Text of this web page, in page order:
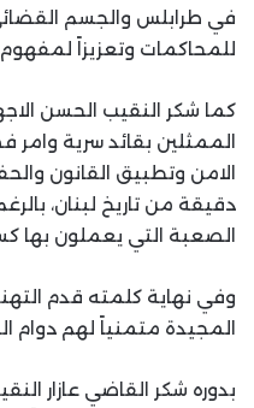
في طرابلس والجسم
للمحاكمات وتعزيزاً لمفهوم
كما شكر النقيب الحسن
الممثلين بقائد سرية
الامن وتطبيق القانون
دقيقة من تاريخ لبنان،
الصعبة التي يعملون بها
وفي نهاية كلمته قدم
المجيدة متمنياً لهم دوام
بدوره شكر القاضي عازار